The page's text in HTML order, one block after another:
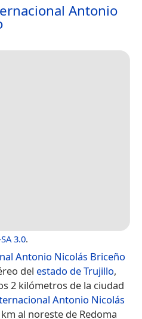
Antonio
3.0.
Antonio Nicolás Briceño
del estado de Trujillo,
2 kilómetros de la ciudad
Antonio Nicolás
al noreste de Redoma